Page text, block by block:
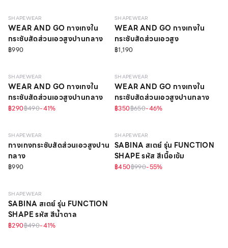
SHAPEWEAR
WEAR AND GO กางเกงใน
กระชับสัดส่วนเอวสูงปานกลาง
฿990
SHAPEWEAR
WEAR AND GO กางเกงใน
กระชับสัดส่วนเอวสูง
฿1,190
LIGHT
SHAPEWEAR
WEAR AND GO กางเกงใน
กระชับสัดส่วนเอวสูงปานกลาง
฿290฿490-41%
LIGHT
SHAPEWEAR
WEAR AND GO กางเกงใน
กระชับสัดส่วนเอวสูงปานกลาง
฿350฿650-46%
LIGHT ONLINE EXCLUSIVE
SHAPEWEAR
กางเกงกระชับสัดส่วนเอวสูงปาน
กลาง
฿990
SHAPEWEAR
SABINA สเตย์ รุ่น FUNCTION
SHAPE รหัส สีเนื้อเข้ม
฿450฿990-55%
SHAPEWEAR
SABINA สเตย์ รุ่น FUNCTION
SHAPE รหัส สีน้ำตาล
฿290฿490-41%